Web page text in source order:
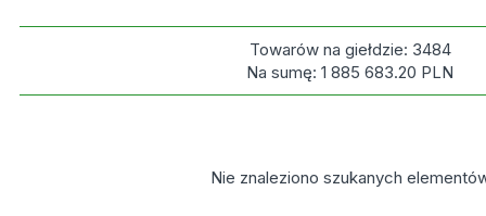
Towarów na giełdzie: 3484
Na sumę:1 885 683.20 PLN
Nie znaleziono szukanych